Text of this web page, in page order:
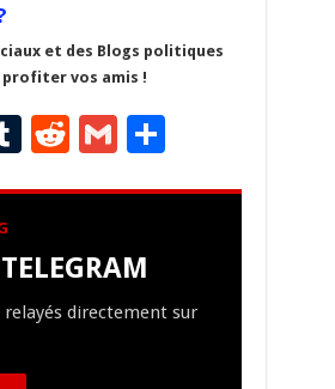
et des Blogs politiques
profiter vos amis !
T
bl
r
R
di
t
G
l
directement sur